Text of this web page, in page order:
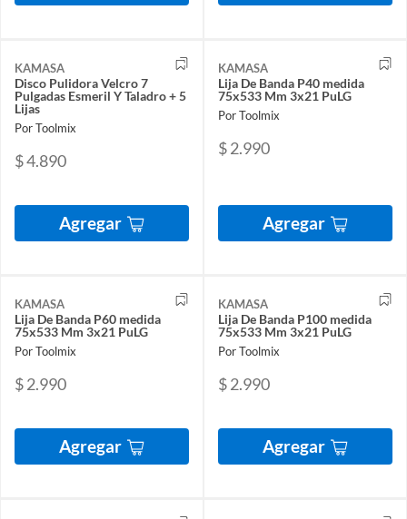
KAMASA
Disco Pulidora Velcro 7
Pulgadas Esmeril Y Taladro + 5
Lijas
Por Toolmix
$ 4.890
Agregar
KAMASA
Lija De Banda P40 medida
75x533 Mm 3x21 PuLG
Por Toolmix
$ 2.990
Agregar
KAMASA
Lija De Banda P60 medida
75x533 Mm 3x21 PuLG
Por Toolmix
$ 2.990
Agregar
KAMASA
Lija De Banda P100 medida
75x533 Mm 3x21 PuLG
Por Toolmix
$ 2.990
Agregar